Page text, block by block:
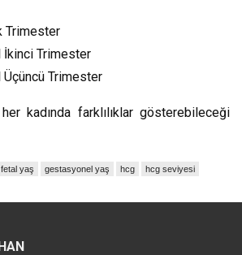
Trimester
Trimester
Trimester
kadında farklılıklar gösterebileceği
fetal yaş gestasyonel yaş hcg hcg seviyesi